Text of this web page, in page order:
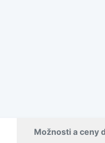
Možnosti a ceny